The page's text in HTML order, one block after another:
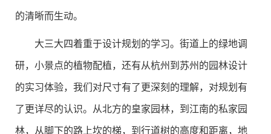
的清晰而生动。
大三大四着重于设计规划的学习。街道上的绿地调
研，小景点的植物配植，还有从杭州到苏州的园林设计
的实习体验，我们对尺寸有了更深刻的理解，对规划有
了更详尽的认识。从北方的皇家园林，到江南的私家园
林，从脚下的路上坎的梯，到行道树的高度和距离，地